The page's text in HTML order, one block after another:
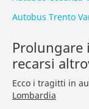
Autobus Trento
recarsi
Ecco i tragitti in
Lombardia